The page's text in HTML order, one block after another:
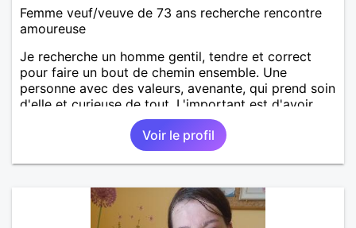
Femme veuf/veuve de 73 ans recherche rencontre
amoureuse
Je recherche un homme gentil, tendre et correct
pour faire un bout de chemin ensemble. Une
personne avec des valeurs, avenante, qui prend soin
d'elle et curieuse de tout. L'important est d'avoir
une complicité de tous les instants. Je suis prête de
nouveau a faire confiance mais avec des limites. Au
plaisir de vous lire et essayez de répondre !
Voir le profil